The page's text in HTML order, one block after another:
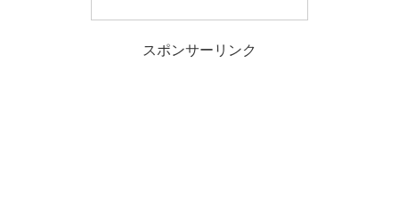
スポンサーリンク